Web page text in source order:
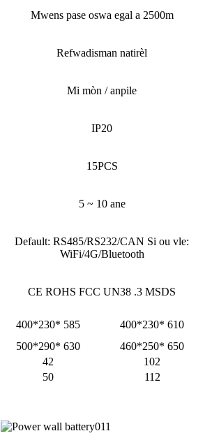
Mwens pase oswa egal a 2500m
Refwadisman natirèl
Mi mòn / anpile
IP20
15PCS
5 ~ 10 ane
Default: RS485/RS232/CAN Si ou vle:
WiFi/4G/Bluetooth
CE ROHS FCC UN38 .3 MSDS
400*230* 585
400*230* 610
500*290* 630
460*250* 650
42
102
50 112